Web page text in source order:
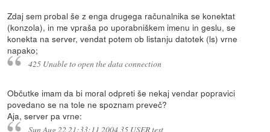
Zdaj sem probal še z enga drugega računalnika se konektat
(konzola), in me vpraša po uporabniškem imenu in geslu, se
konekta na server, vendat potem ob listanju datotek (ls) vrne
napako;
425 Unable to open the data connection
Občutke imam da bi moral odpreti še nekaj vendar popravici
povedano se na tole ne spoznam preveč?
Aja, server pa vrne:
Sun Aug 22 21:33:11 2004 35 USER test